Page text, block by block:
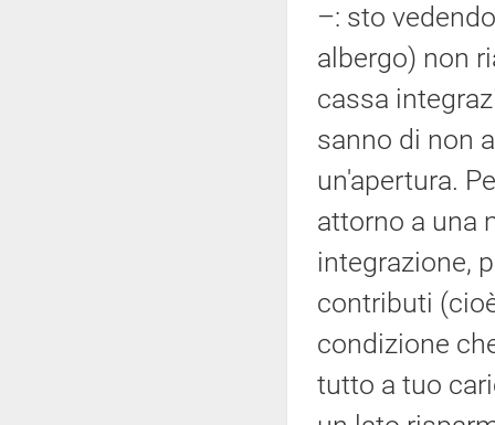
–: sto
albergo) non
cassa
sanno di non
un'apertura.
attorno a una
integrazione,
contributi
condizione
tutto a tuo